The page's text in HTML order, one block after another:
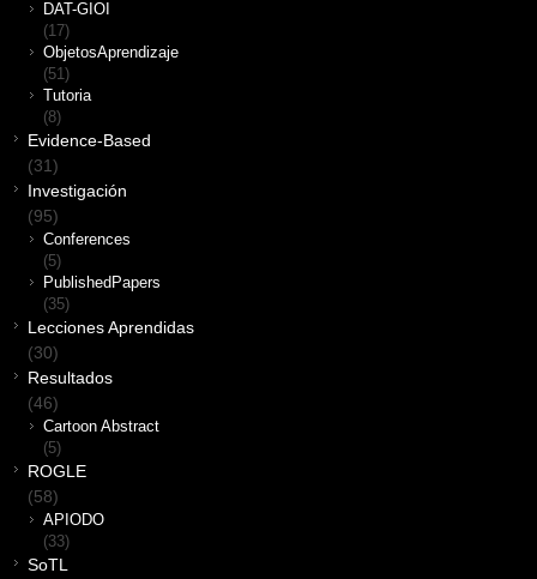
DAT-GIOI
(17)
ObjetosAprendizaje
(51)
Tutoria
(8)
Evidence-Based
(31)
Investigación
(95)
Conferences
(5)
PublishedPapers
(35)
Lecciones Aprendidas
(30)
Resultados
(46)
Cartoon Abstract
(5)
ROGLE
(58)
APIODO
(33)
SoTL